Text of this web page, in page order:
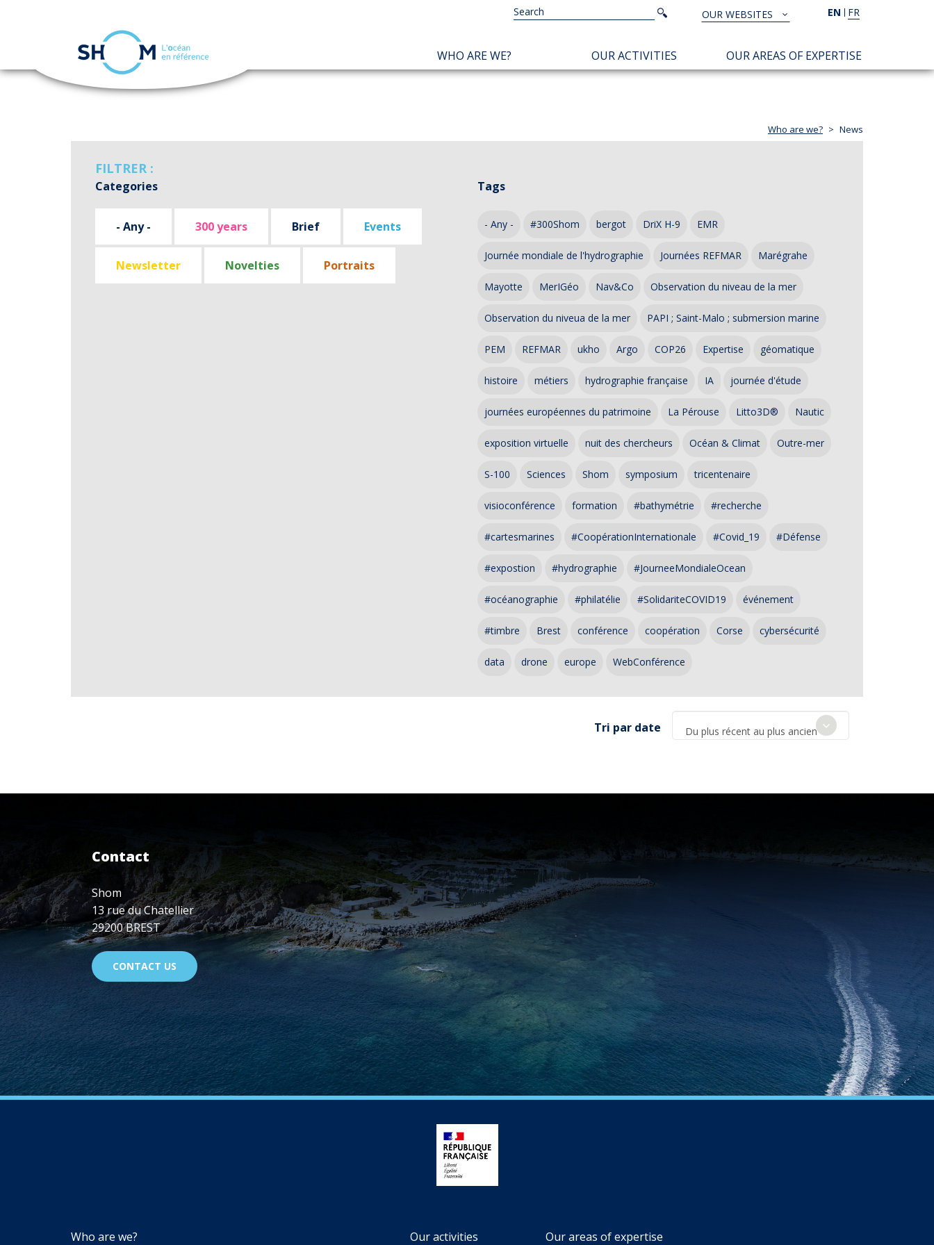
Skip
EN FR
TOUS
NOS
SITES
OUR WEBSITES
Search
Search
NAVIGATION
PRINCIPALE
WHO ARE WE? OUR ACTIVITIES OUR AREAS OF EXPERTISE
Who are we? News
FILTRER :
Categories
- Any - 300 years Brief Events
Newsletter Novelties Portraits
Tags
- Any - #300Shom bergot DriX H-9 EMR
Journée mondiale de l'hydrographie Journées REFMAR Marégrahe
Mayotte MerIGéo Nav&Co Observation du niveau de la mer
Observation du niveua de la mer PAPI ; Saint-Malo ; submersion marine
PEM REFMAR ukho Argo COP26 Expertise géomatique
histoire métiers hydrographie française IA journée d'étude
journées européennes du patrimoine La Pérouse Litto3D® Nautic
exposition virtuelle nuit des chercheurs Océan & Climat Outre-mer
S-100 Sciences Shom symposium tricentenaire
visioconférence formation #bathymétrie #recherche
#cartesmarines #CoopérationInternationale #Covid_19 #Défense
#expostion #hydrographie #JourneeMondialeOcean
#océanographie #philatélie #SolidariteCOVID19 événement
#timbre Brest conférence coopération Corse cybersécurité
data drone europe WebConférence
Tri par date Du plus récent au plus ancien
Contact
Shom
13 rue du Chatellier
29200 BREST
CONTACT US
NAVIGATION
Who are we? Our activities Our areas of expertise